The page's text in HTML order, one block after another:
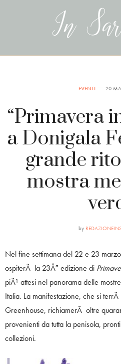
EVENTI 20
“Primavera
a Donigala
grande
mostra
by
Nel fine settimana del 22 e 23
ospiterÃ la 23Âª edizione di
piÃ¹ attesi nel panorama delle
Italia. La manifestazione, che si
Greenhouse, richiamerÃ oltre
provenienti da tutta la penisola,
collezioni.